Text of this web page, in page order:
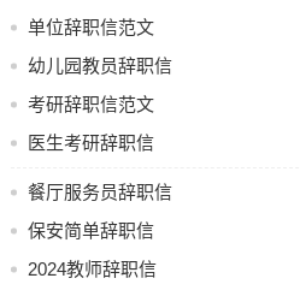
单位辞职信范文
幼儿园教员辞职信
考研辞职信范文
医生考研辞职信
餐厅服务员辞职信
保安简单辞职信
2024教师辞职信